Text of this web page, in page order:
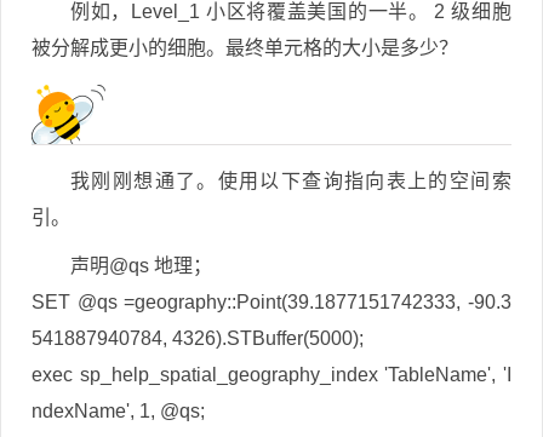
例如，Level_1 小区将覆盖美国的一半。 2 级细胞
被分解成更小的细胞。最终单元格的大小是多少？
我刚刚想通了。使用以下查询指向表上的空间索
引。
声明@qs 地理；
SET @qs =geography::Point(39.1877151742333, -90.3
541887940784, 4326).STBuffer(5000);
exec sp_help_spatial_geography_index 'TableName', 'I
ndexName', 1, @qs;